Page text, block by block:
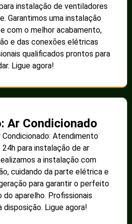
instalação de ventiladores
Garantimos uma instalação
com o melhor acabamento,
e das conexões elétricas
qualificados prontos para
Ligue agora!
Ar Condicionado
Condicionado: Atendimento
para instalação de ar
a instalação com
cuidando da parte elétrica e
para garantir o perfeito
do aparelho. Profissionais
disposição. Ligue agora!